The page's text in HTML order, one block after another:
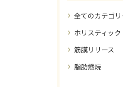
全てのカテゴリ
ホリスティック
筋膜リリース
脂肪燃焼